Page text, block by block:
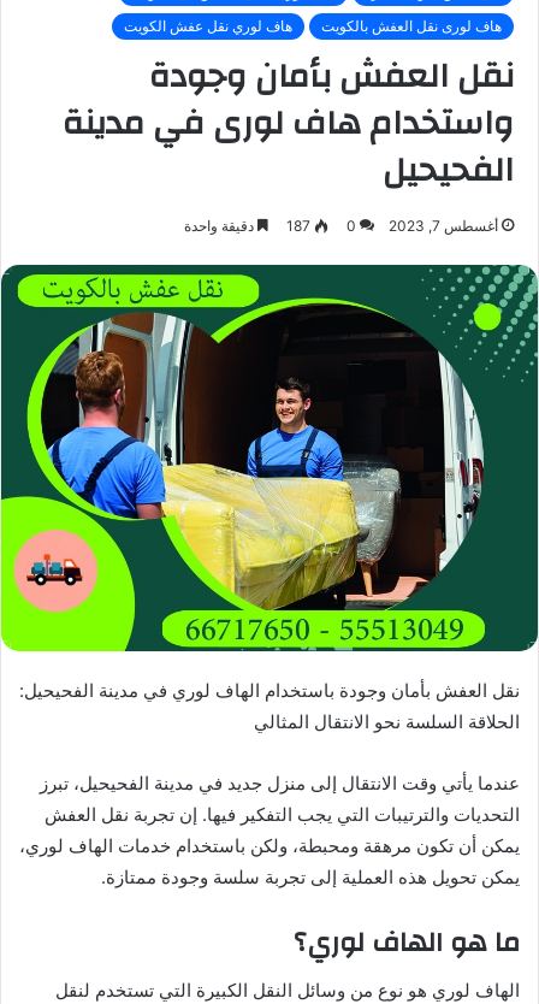
هاف لورى نقل العفش بالكويت
هاف لوري نقل عفش الكويت
نقل العفش بأمان وجودة
واستخدام هاف لورى في مدينة
الفحيحيل
أغسطس 7, 2023 0
187 دقيقة واحدة
نقل العفش بأمان وجودة باستخدام الهاف لوري في مدينة الفحيحيل:
الحلاقة السلسة نحو الانتقال المثالي
عندما يأتي وقت الانتقال إلى منزل جديد في مدينة الفحيحيل، تبرز
التحديات والترتيبات التي يجب التفكير فيها. إن تجربة نقل العفش
يمكن أن تكون مرهقة ومحبطة، ولكن باستخدام خدمات الهاف لوري،
يمكن تحويل هذه العملية إلى تجربة سلسة وجودة ممتازة.
ما هو الهاف لوري؟
الهاف لوري هو نوع من وسائل النقل الكبيرة التي تستخدم لنقل